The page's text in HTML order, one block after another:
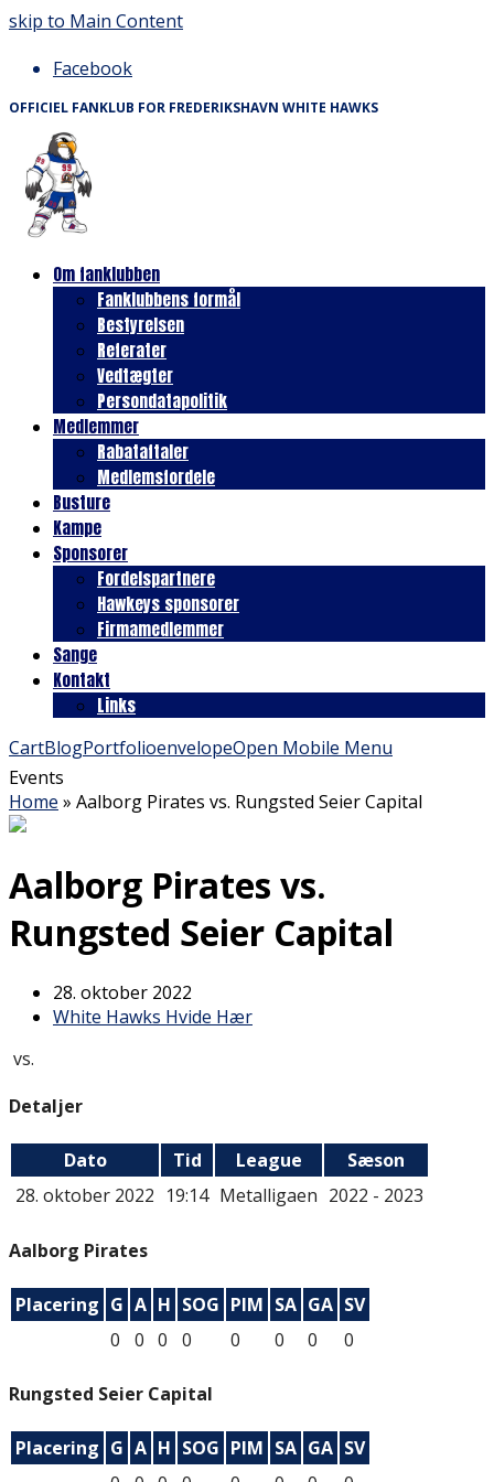
skip to Main Content
Facebook
OFFICIEL FANKLUB FOR FREDERIKSHAVN WHITE HAWKS
Om fanklubben
Fanklubbens formål
Bestyrelsen
Referater
Vedtægter
Persondatapolitik
Medlemmer
Rabataftaler
Medlemsfordele
Busture
Kampe
Sponsorer
Fordelspartnere
Hawkeys sponsorer
Firmamedlemmer
Sange
Kontakt
Links
CartBlogPortfolioenvelopeOpen Mobile Menu
Events
Home » Aalborg Pirates vs. Rungsted Seier Capital
Aalborg Pirates vs.
Rungsted Seier Capital
28. oktober 2022
White Hawks Hvide Hær
vs.
Detaljer
Dato Tid League
Sæson
28. oktober 2022 19:14 Metalligaen 2022 - 2023
Aalborg Pirates
Placering G A H SOG PIM SA GA SV
0
0 0 0 0 0 0 0
Rungsted Seier Capital
Placering G A H SOG PIM SA GA SV